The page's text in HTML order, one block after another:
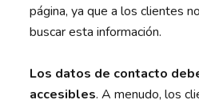
página, ya que a los clientes
buscar esta información.
Los datos de contacto
accesibles. A menudo, los